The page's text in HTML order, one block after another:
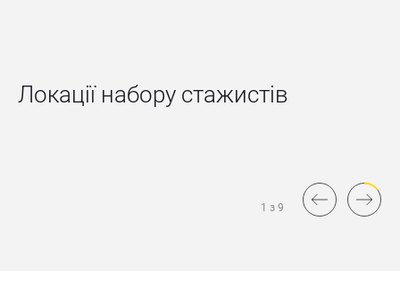
Локації набору стажистів
1 з 9